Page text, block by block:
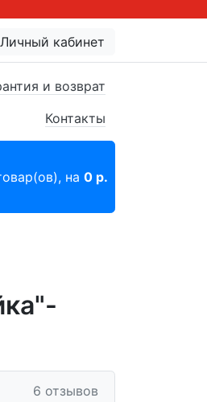
Личный кабинет
и возврат
Контакты
на 0 р.
6 отзывов